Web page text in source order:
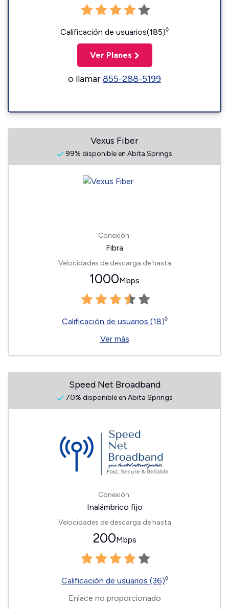
Calificación de usuarios(185)◊
Ver Planes
o llamar855-288-5199
Vexus Fiber
99% disponible en Abita Springs
Conexión:
Fibra
Velocidades de descarga de hasta
1000Mbps
Calificación de usuarios (18)◊
Ver más
Speed Net Broadband
70% disponible en Abita Springs
Conexión:
Inalámbrico fijo
Velocidades de descarga de hasta
200Mbps
Calificación de usuarios (36)◊
Enlace no proporcionado